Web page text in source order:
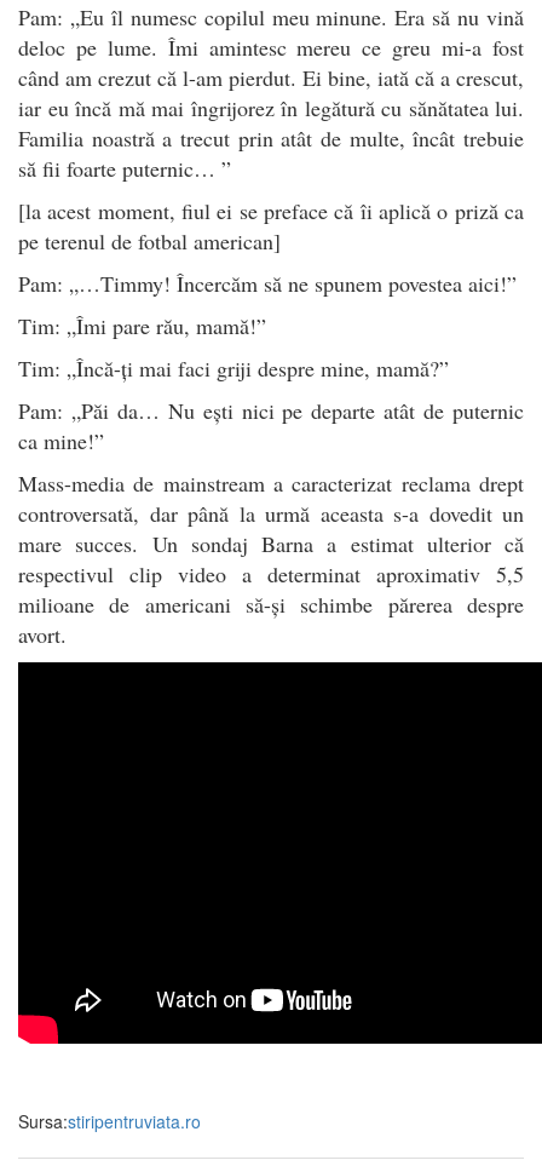
Pam: „Eu îl numesc copilul meu minune. Era să nu vină
deloc pe lume. Îmi amintesc mereu ce greu mi-a fost
când am crezut că l-am pierdut. Ei bine, iată că a crescut,
iar eu încă mă mai îngrijorez în legătură cu sănătatea lui.
Familia noastră a trecut prin atât de multe, încât trebuie
să fii foarte puternic… ”
[la acest moment, fiul ei se preface că îi aplică o priză ca
pe terenul de fotbal american]
Pam: „…Timmy! Încercăm să ne spunem povestea aici!”
Tim: „Îmi pare rău, mamă!”
Tim: „Încă-ți mai faci griji despre mine, mamă?”
Pam: „Păi da… Nu ești nici pe departe atât de puternic
ca mine!”
Mass-media de mainstream a caracterizat reclama drept
controversată, dar până la urmă aceasta s-a dovedit un
mare succes. Un sondaj Barna a estimat ulterior că
respectivul clip video a determinat aproximativ 5,5
milioane de americani să-și schimbe părerea despre
avort.
Sursa:stiripentruviata.ro